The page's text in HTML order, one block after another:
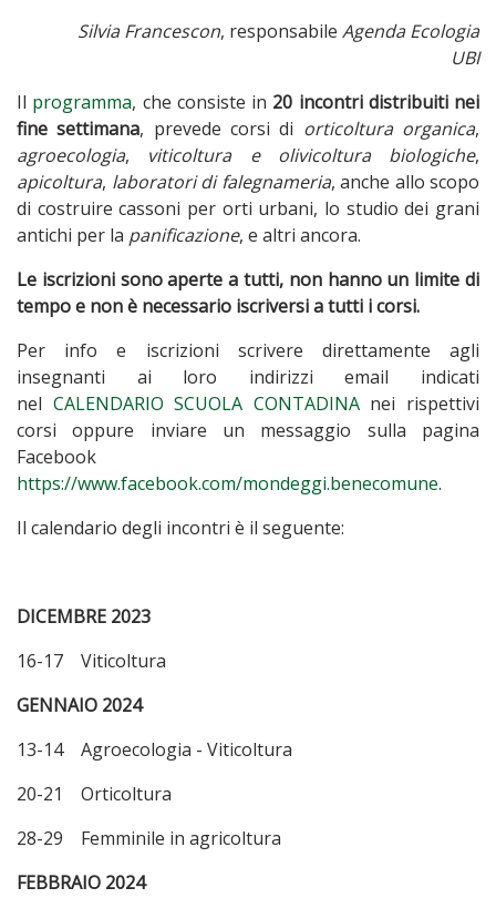
Silvia Francescon, responsabile Agenda Ecologia
UBI
Il programma, che consiste in 20 incontri distribuiti nei
fine settimana, prevede corsi di orticoltura organica,
agroecologia, viticoltura e olivicoltura biologiche,
apicoltura, laboratori di falegnameria, anche allo scopo
di costruire cassoni per orti urbani, lo studio dei grani
antichi per la panificazione, e altri ancora.
Le iscrizioni sono aperte a tutti, non hanno un limite di
tempo e non è necessario iscriversi a tutti i corsi.
Per info e iscrizioni scrivere direttamente agli
insegnanti ai loro indirizzi email indicati
nel CALENDARIO SCUOLA CONTADINAnei rispettivi
corsi oppure inviare un messaggio sulla pagina
Facebook
https://www.facebook.com/mondeggi.benecomune.
Il calendario degli incontri è il seguente:
DICEMBRE 2023
16-17 Viticoltura
GENNAIO 2024
13-14 Agroecologia - Viticoltura
20-21 Orticoltura
28-29 Femminile in agricoltura
FEBBRAIO 2024